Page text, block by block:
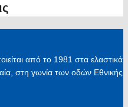
από το 1981 στα ελαστικά
στη γωνία των οδών Εθνικής